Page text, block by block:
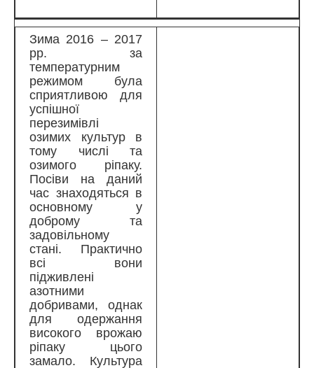
Зима 2016 – 2017
рр. за
температурним
режимом була
сприятливою для
успішної
перезимівлі
озимих культур в
тому числі та
озимого ріпаку.
Посіви на даний
час знаходяться в
основному у
доброму та
задовільному
стані. Практично
всі вони
підживлені
азотними
добривами, однак
для одержання
високого врожаю
ріпаку цього
замало. Культура